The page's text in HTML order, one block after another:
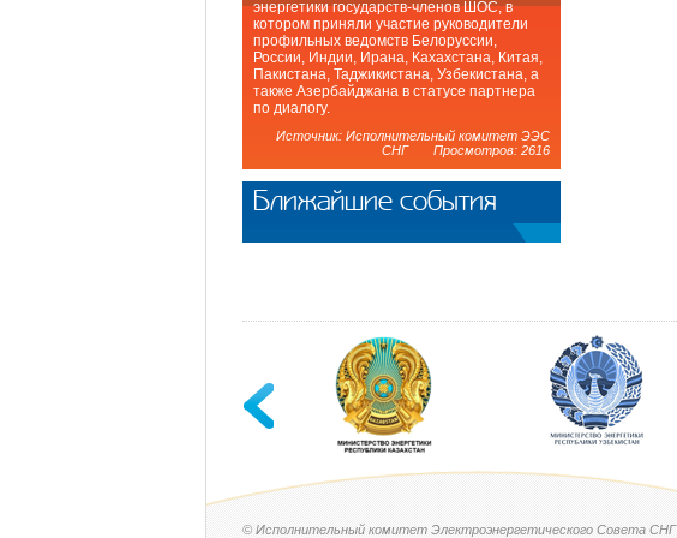
энергетики государств-членов ШОС, в
котором приняли участие руководители
профильных ведомств Белоруссии,
России, Индии, Ирана, Кахахстана, Китая,
Пакистана, Таджикистана, Узбекистана, а
также Азербайджана в статусе партнера
по диалогу.
Источник: Исполнительный комитет ЭЭС
СНГ Просмотров: 2616
Ближайшие события
© Исполнительный комитет Электроэнергетического Совета СНГ